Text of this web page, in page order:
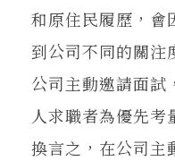
和原住民履歷，會
到公司不同的關注
公司主動邀請面試
人求職者為優先考
換言之，在公司主